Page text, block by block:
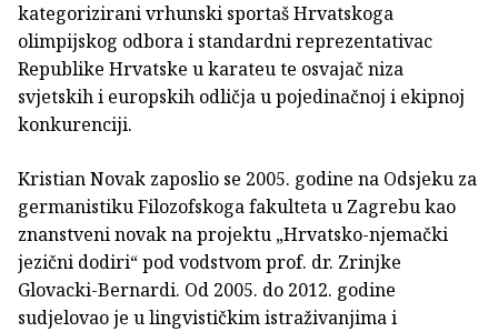
kategorizirani vrhunski sportaš Hrvatskoga
olimpijskog odbora i standardni reprezentativac
Republike Hrvatske u karateu te osvajač niza
svjetskih i europskih odličja u pojedinačnoj i ekipnoj
konkurenciji.
Kristian Novak zaposlio se 2005. godine na Odsjeku za
germanistiku Filozofskoga fakulteta u Zagrebu kao
znanstveni novak na projektu „Hrvatsko-njemački
jezični dodiri“ pod vodstvom prof. dr. Zrinjke
Glovacki-Bernardi. Od 2005. do 2012. godine
sudjelovao je u lingvističkim istraživanjima i